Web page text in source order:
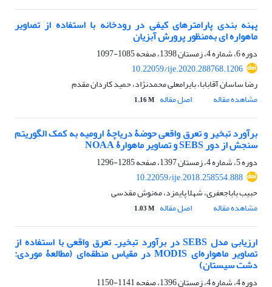
پهنه‏ بندی پارامترهای کیفی در رودخانه با استفاده از تصاویر
ماهواره ‏ای به‌منظور پرورش آبزیان
دوره 6، شماره 4، زمستان 1398، صفحه
1085-1097
10.22059/ije.2020.288768.1206
رضا ساسان آقابابا، بایرامعلی محمدنژاد، حمید کاردان مقدم
مشاهده مقاله
اصل مقاله 1.16 M
برآورد تبخیر و تعرق واقعی حوضۀ دریاچۀ ارومیه به کمک الگوریتم
سنجش از دور SEBS و تصاویر ماهوارۀ NOAA
دوره 5، شماره 4، زمستان 1397، صفحه
1285-1296
10.22059/ije.2018.258554.888
حبیب باباجعفری، شهلا پایمزد، مه‌نوش مقدسی
مشاهده مقاله
اصل مقاله 1.03 M
ارزیابی مدل SEBS در برآورد تبخیر‌ـ تعرق واقعی با استفاده از
تصاویر ماهواره‌ای MODIS در مقیاس منطقه‌ای (مطالعۀ موردی:
دشت سیستان)
دوره 4، شماره 4، زمستان 1396، صفحه
1141-1150